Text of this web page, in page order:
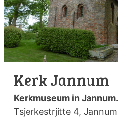
Kerk Jannum
Kerkmuseum in Jannum.
Tsjerkestrjitte 4, Jannum